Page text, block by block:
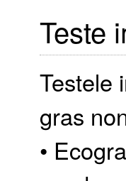
Teste
Testele
gras
•